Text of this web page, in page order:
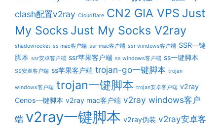
clash配置v2ray Cloudflare CN2 GIA VPS Just
My Socks Just My Socks V2ray
shadowrocket ss mac客户端 ssr mac客户端 ssr windows客户端 SSR一键
脚本 ssr安卓客户端 ssr苹果客户端 ss windows客户端 ss一键脚本
SS安卓客户端 ss苹果客户端 trojan-go一键脚本 trojan
windows客户端 trojan一键脚本 trojan安卓客户端 v2ray
Cenos一键脚本 v2ray mac客户端 v2ray windows客户
端 v2ray一键脚本 v2ray伪装 v2ray安卓客